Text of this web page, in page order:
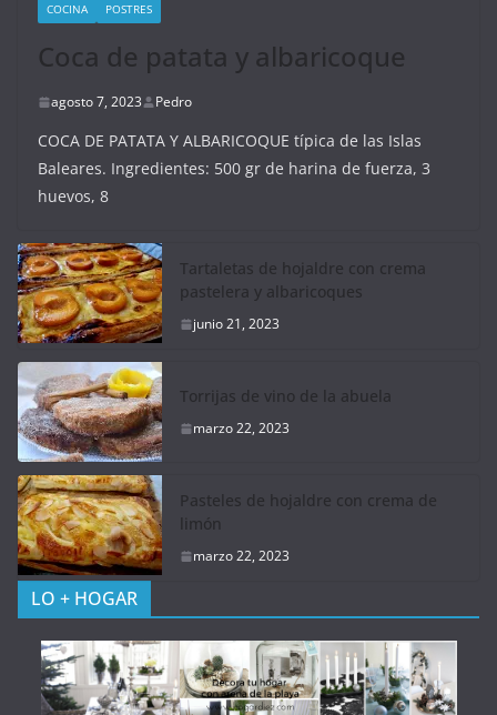
COCINA POSTRES
Coca de patata y albaricoque
agosto 7, 2023 Pedro
COCA DE PATATA Y ALBARICOQUE típica de las Islas
Baleares. Ingredientes: 500 gr de harina de fuerza, 3
huevos, 8
Tartaletas de hojaldre con crema
pastelera y albaricoques
junio 21, 2023
Torrijas de vino de la abuela
marzo 22, 2023
Pasteles de hojaldre con crema de
limón
marzo 22, 2023
LO + HOGAR